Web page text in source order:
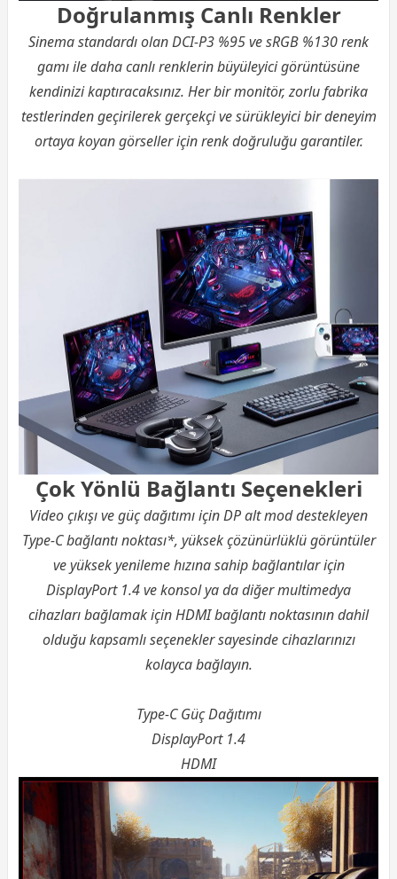
Doğrulanmış Canlı Renkler
Sinema standardı olan DCI-P3 %95 ve sRGB %130 renk
gamı ile daha canlı renklerin büyüleyici görüntüsüne
kendinizi kaptıracaksınız. Her bir monitör, zorlu fabrika
testlerinden geçirilerek gerçekçi ve sürükleyici bir deneyim
ortaya koyan görseller için renk doğruluğu garantiler.
Çok Yönlü Bağlantı Seçenekleri
Video çıkışı ve güç dağıtımı için DP alt mod destekleyen
Type-C bağlantı noktası*, yüksek çözünürlüklü görüntüler
ve yüksek yenileme hızına sahip bağlantılar için
DisplayPort 1.4 ve konsol ya da diğer multimedya
cihazları bağlamak için HDMI bağlantı noktasının dahil
olduğu kapsamlı seçenekler sayesinde cihazlarınızı
kolayca bağlayın.
Type-C Güç Dağıtımı
DisplayPort 1.4
HDMI